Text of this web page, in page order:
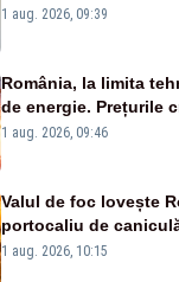
alertei energetice?
1 aug. 2026, 09:39
România, la limita
de energie. Prețurile
Analiză Realitatea Plus
1 aug. 2026, 09:46
Valul de foc lovește
portocaliu de
duminică.
1 aug. 2026, 10:15